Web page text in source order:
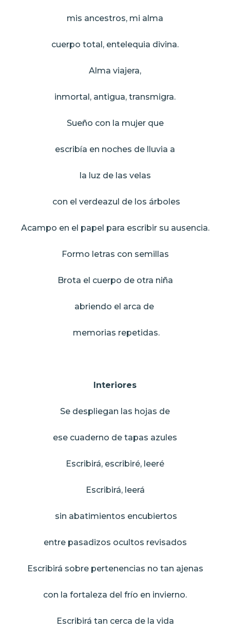
mis ancestros, mi alma
cuerpo total, entelequia divina.
Alma viajera,
inmortal, antigua, transmigra.
Sueño con la mujer que
escribía en noches de lluvia a
la luz de las velas
con el verdeazul de los árboles
Acampo en el papel para escribir su ausencia.
Formo letras con semillas
Brota el cuerpo de otra niña
abriendo el arca de
memorias repetidas.
Interiores
Se despliegan las hojas de
ese cuaderno de tapas azules
Escribirá, escribiré, leeré
Escribirá, leerá
sin abatimientos encubiertos
entre pasadizos ocultos revisados
Escribirá sobre pertenencias no tan ajenas
con la fortaleza del frío en invierno.
Escribirá tan cerca de la vida